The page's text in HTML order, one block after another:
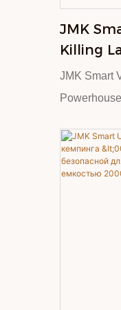
JMK
Killing
JMK Smart
Поднимите